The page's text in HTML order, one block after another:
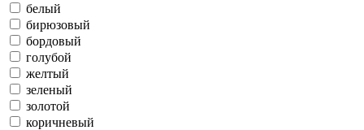
белый
бирюзовый
бордовый
голубой
желтый
зеленый
золотой
коричневый